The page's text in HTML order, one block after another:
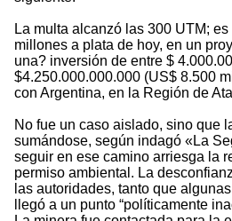
La multa alcanzó las 300 UTM;
millones a plata de hoy, en un
una? inversión de entre $
$4.250.000.000.000 (US$ 8.500
con Argentina, en la Región de
No fue un caso aislado, sino que
sumándose, según indagó «La
seguir en ese camino arriesga la
permiso ambiental. La
las autoridades, tanto que
llegó a un punto “políticamente